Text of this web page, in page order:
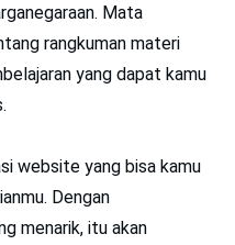
Mata
rangkuman materi
yang dapat kamu
website yang bisa kamu
Dengan
menarik, itu akan